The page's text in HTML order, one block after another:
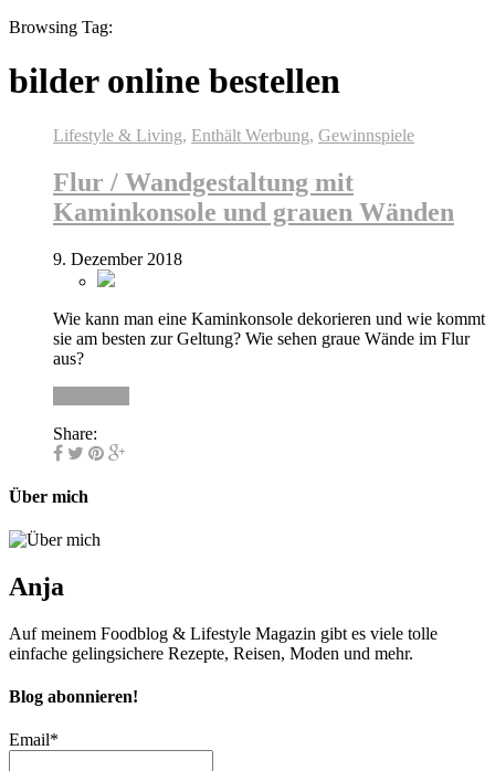
Browsing Tag:
bilder online bestellen
Lifestyle & Living, Enthält Werbung, Gewinnspiele
Flur / Wandgestaltung mit
Kaminkonsole und grauen Wänden
9. Dezember 2018
Wie kann man eine Kaminkonsole dekorieren und wie kommt
sie am besten zur Geltung? Wie sehen graue Wände im Flur
aus?
Share:
Über mich
Anja
Auf meinem Foodblog & Lifestyle Magazin gibt es viele tolle
einfache gelingsichere Rezepte, Reisen, Moden und mehr.
Blog abonnieren!
Email*